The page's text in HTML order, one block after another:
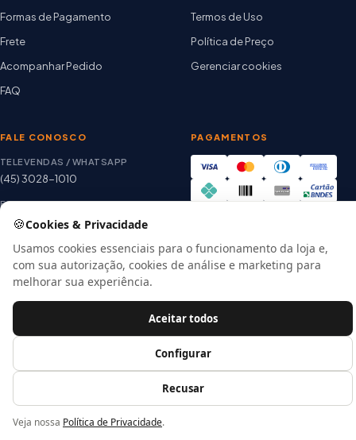
Formas de Pagamento
Frete
Acompanhar Pedido
FAQ
Termos de Uso
Política de Preço
Gerenciar cookies
FALE CONOSCO
TELEVENDAS / WHATSAPP
(45) 3028-1010
E-MAIL
thiago@artetintas.com.br
HORÁRIO
Seg. a Sex. 8h às 18h
Sábado 8h às 12h
PAGAMENTOS
Site verificado
Google Safe Browsing
© 2026 Arte Tintas · CNPJ 00.057.118/0001-56
🍪Cookies & Privacidade
Usamos cookies essenciais para o funcionamento da loja e,
com sua autorização, cookies de análise e marketing para
melhorar sua experiência.
Recusar
Configurar
Aceitar todos
Veja nossa Política de Privacidade.